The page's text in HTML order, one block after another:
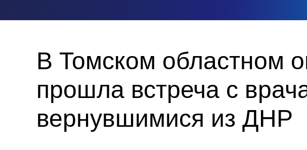
В Томском областном
прошла встреча с
вернувшимися из ДНР